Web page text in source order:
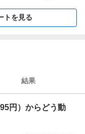
トを見る
結果
円）からどう動